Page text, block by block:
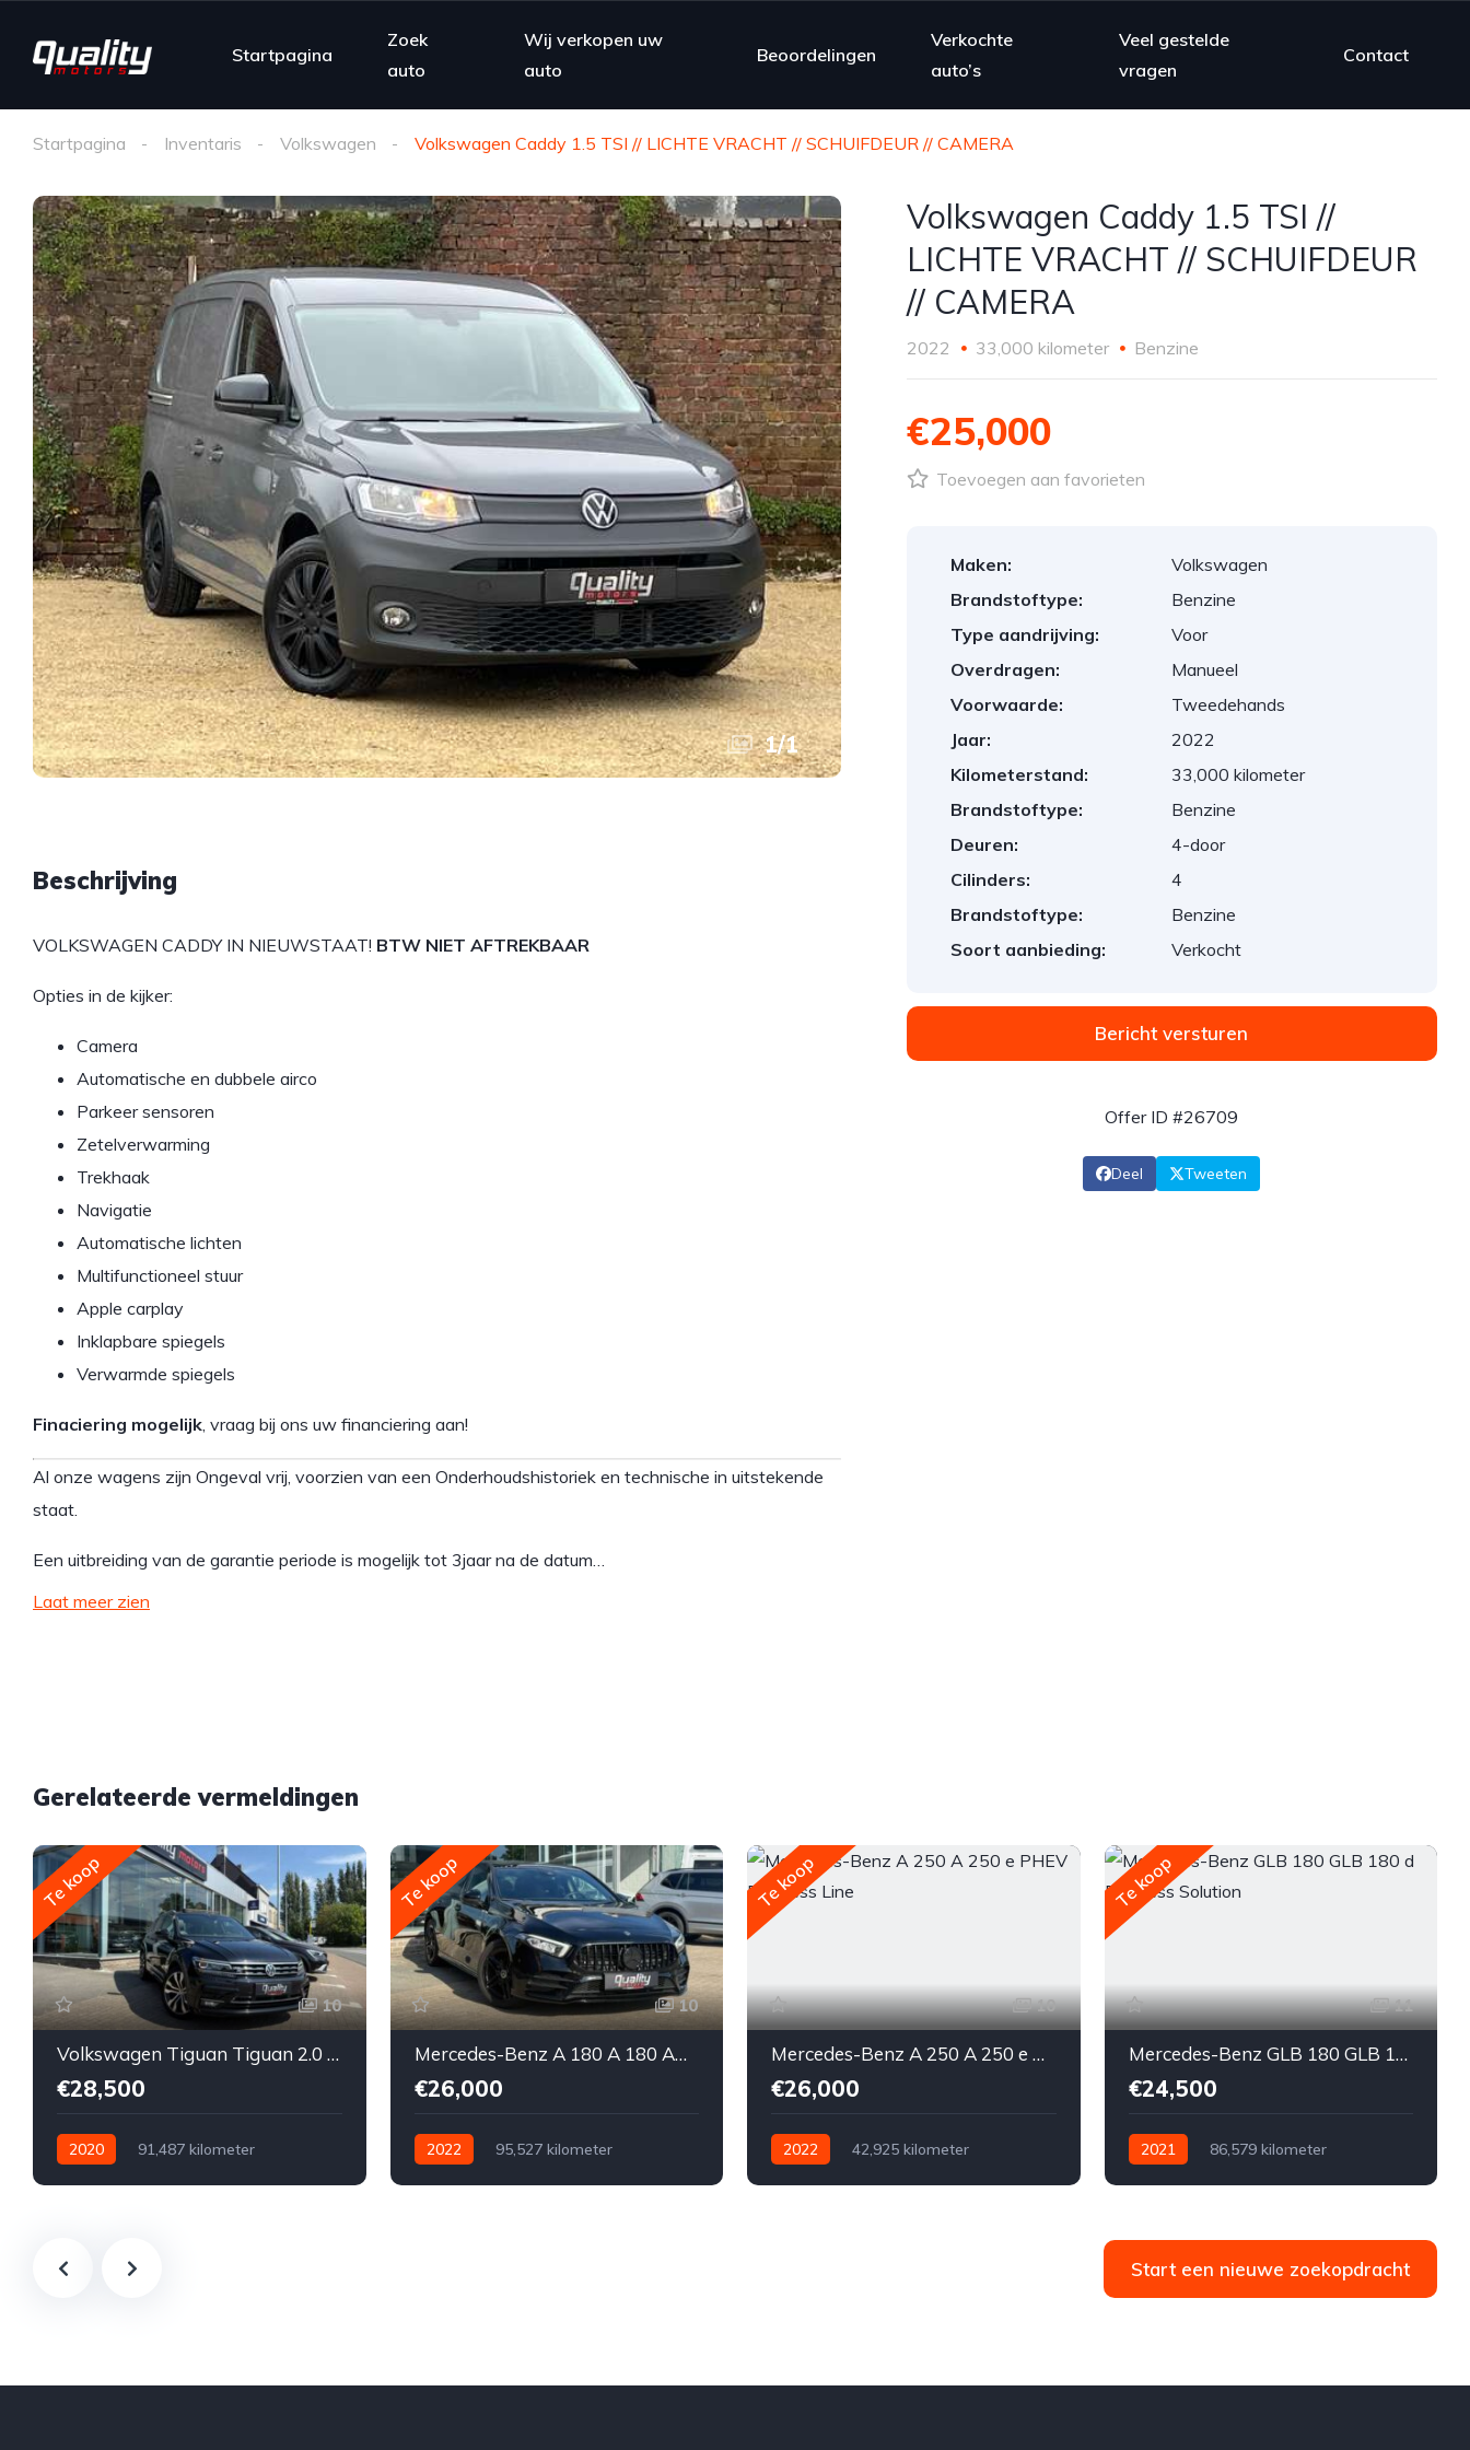
Startpagina
Zoek
auto
Wij verkopen uw
auto
Beoordelingen
Verkochte
auto’s
Veel gestelde
vragen
Contact
Startpagina Inventaris Volkswagen Volkswagen Caddy 1.5 TSI // LICHTE VRACHT // SCHUIFDEUR // CAMERA
1/1
Beschrijving
VOLKSWAGEN CADDY IN NIEUWSTAAT! BTW NIET AFTREKBAAR
Opties in de kijker:
Camera
Automatische en dubbele airco
Parkeer sensoren
Zetelverwarming
Trekhaak
Navigatie
Automatische lichten
Multifunctioneel stuur
Apple carplay
Inklapbare spiegels
Verwarmde spiegels
Finaciering mogelijk, vraag bij ons uw financiering aan!
Al onze wagens zijn Ongeval vrij, voorzien van een Onderhoudshistoriek en technische in uitstekende
staat.
Een uitbreiding van de garantie periode is mogelijk tot 3jaar na de datum…
Laat meer zien
Volkswagen Caddy 1.5 TSI //
LICHTE VRACHT // SCHUIFDEUR
// CAMERA
2022 33,000 kilometer Benzine
€25,000
Toevoegen aan favorieten
Maken:
Volkswagen
Brandstoftype:
Benzine
Type aandrijving:
Voor
Overdragen:
Manueel
Voorwaarde:
Tweedehands
Jaar:
2022
Kilometerstand:
33,000 kilometer
Brandstoftype:
Benzine
Deuren:
4-door
Cilinders:
4
Brandstoftype:
Benzine
Soort aanbieding:
Verkocht
Bericht versturen
Offer ID #26709
Deel Tweeten
Gerelateerde vermeldingen
Te koop
10
Volkswagen Tiguan Tiguan 2.0 TDI // FULL OPTION // R-Line // DSG // PANORAMISCH DAK // KEY-LESS // LEDER // DYNAUDIO // 360° //
€28,500
2020
91,487 kilometer
5-door
Te koop
10
Mercedes-Benz A 180 A 180 AMG Line // BLACK EDITION //
€26,000
2022
95,527 kilometer
Te koop
10
Mercedes-Benz A 250 A 250 e PHEV Business Line
€26,000
2022
42,925 kilometer
Te koop
11
Mercedes-Benz GLB 180 GLB 180 d Business Solution
€24,500
2021
86,579 kilometer
€24,500
Te koop 5-door
Start een nieuwe zoekopdracht